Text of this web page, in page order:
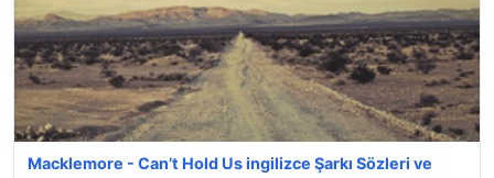
Macklemore - Can’t Hold Us ingilizce Şarkı Sözleri ve